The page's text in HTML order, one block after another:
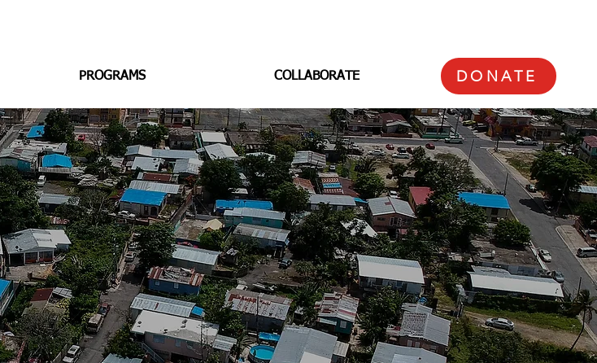
PROGRAMS COLLABORATE DONATE